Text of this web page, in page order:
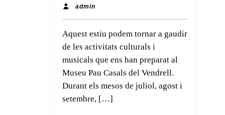
Museu
Pau
admin
Aquest estiu podem tornar a gaudir
de les activitats culturals i
musicals que ens han preparat al
Museu Pau Casals del Vendrell.
Durant els mesos de juliol, agost i
setembre, […]